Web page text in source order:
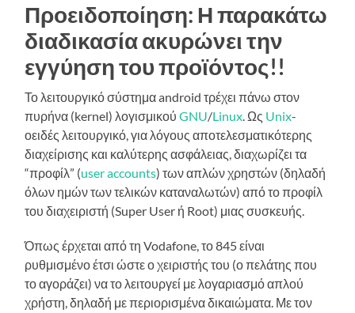
Προειδοποίηση: Η παρακάτω
διαδικασία ακυρώνει την
εγγύηση του προϊόντος!!
Το λειτουργικό σύστημα android τρέχει πάνω στον
πυρήνα (kernel) λογισμικούGNU/Linux. Ως Unix-
οειδές λειτουργικό, για λόγους αποτελεσματικότερης
διαχείρισης και καλύτερης ασφάλειας, διαχωρίζει τα
“προφίλ” (user accounts) των απλών χρηστών (δηλαδή
όλων ημών των τελικών καταναλωτών) από το προφίλ
του διαχειριστή (Super User ή Root) μιας συσκευής.
Όπως έρχεται από τη Vodafone, το 845 είναι
ρυθμισμένο έτσι ώστε ο χειριστής του (ο πελάτης που
το αγοράζει) να το λειτουργεί με λογαριασμό απλού
χρήστη, δηλαδή με περιορισμένα δικαιώματα. Με τον